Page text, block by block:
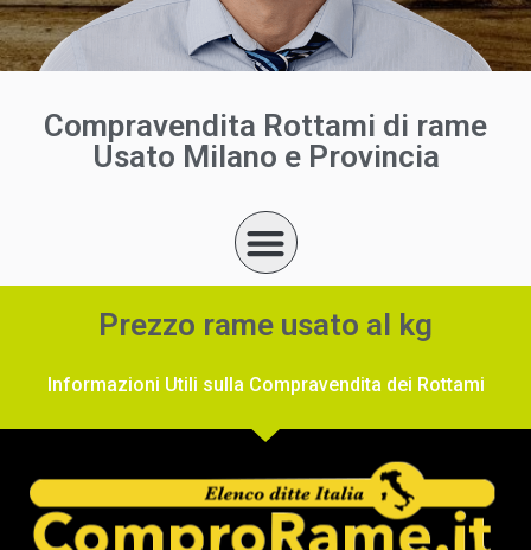
Compravendita Rottami di rame
Usato Milano e Provincia
Prezzo rame usato al kg
Informazioni Utili sulla Compravendita dei Rottami